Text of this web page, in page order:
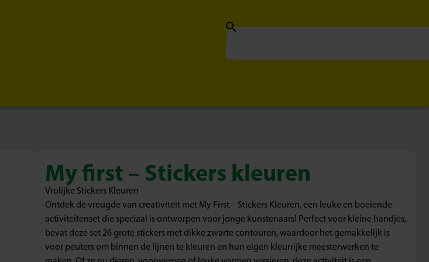
My first – Stickers kleuren
Vrolijke Stickers Kleuren
Ontdek de vreugde van creativiteit met My First – Stickers Kleuren, een leuke en boeiende
activiteitenset die speciaal is ontworpen voor jonge kunstenaars! Perfect voor kleine handjes,
bevat deze set 26 grote stickers met dikke zwarte contouren, waardoor het gemakkelijk is
voor peuters om binnen de lijnen te kleuren en hun eigen kleurrijke meesterwerken te